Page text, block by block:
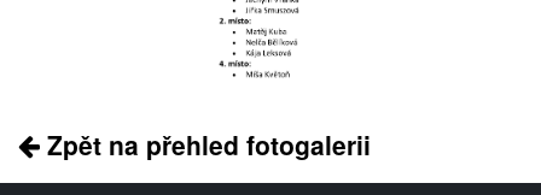
Zpět na přehled fotogalerii